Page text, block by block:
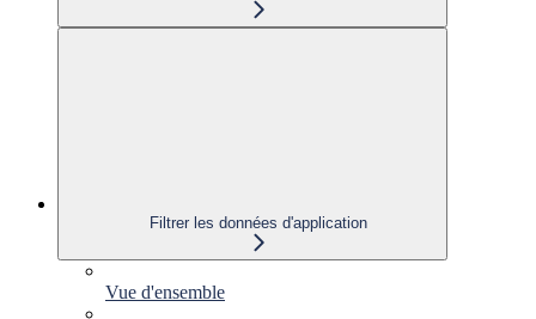
Filtrer les données d'application
Vue d'ensemble